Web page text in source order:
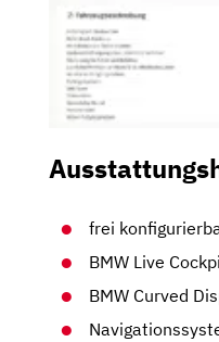
frei
BMW Live
BMW Curved